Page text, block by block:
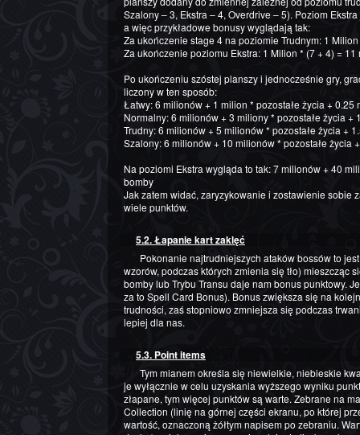
Szalony – 3, Ekstra – 4, Overdrive – 5). Poziom
a więc przykładowe bonusy wyglądają tak:
Za ukończenie stage 4 na poziomie Trudnym: 1
Za ukończenie poziomu Ekstra: 1 Milion * (7 + 4) = 11
Po ukończeniu szóstej planszy i jednocześnie gry,
liczony w ten sposób:
Łatwy: 6 milionów + 1 milion * pozostałe życia + 0.25
Normalny: 6 milionów + 3 miliony * pozostałe życia +
Trudny: 6 milionów + 5 milionów * pozostałe życia +
Szalony: 6 milionów + 10 milionów * pozostałe życia
Na poziomi Ekstra wygląda to tak: 7 milionów + 40
bomby
Jak zatem widać, zaryzykowanie i zostawienie sobie
wiele punktów.
5.2. Łapanie kart zaklęć
Pokonanie najtrudniejszych ataków bossów to jest kart zaklęć (specjalnych, trudniejszych
wzorów, podczas których zmienia się tło) mieszcząc
bomby lub Trybu Transu daje nam bonus punktowy.
za to Spell Card Bonus). Bonus zwiększa się na
trudności, zaś stopniowo zmniejsza się podczas
lepiej dla nas.
5.3. Point items
Tym mianem określa się niewielkie, niebieskie kwadraty wypuszczane przez wrogów. Zbiera się
je wyłącznie w celu uzyskania wyższego wyniku
złapane, tym więcej punktów są warte. Zebrane na
Collection (linię na górnej części ekranu, po której
wartość, oznaczoną żółtym napisem po zebraniu.